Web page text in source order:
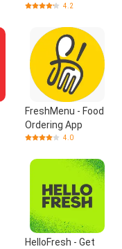
4.2
FreshMenu - Food
Ordering App
4.0
HelloFresh - Get